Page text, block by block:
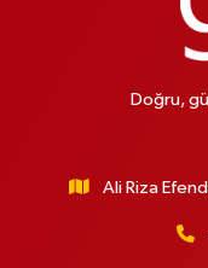
Doğru,
Ali Riza